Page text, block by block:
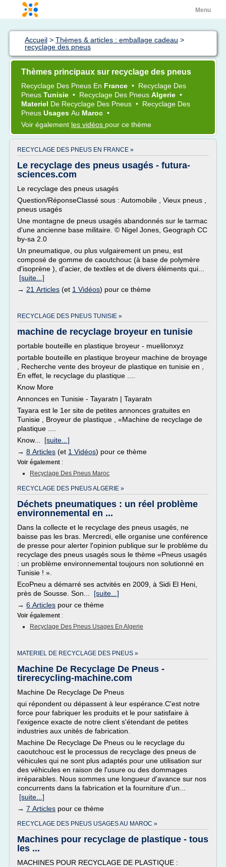
Menu
Accueil > Thèmes & articles : emballage cadeau >
recyclage des pneus
Thèmes principaux sur recyclage des pneus
Recyclage Des Pneus En France • Recyclage Des
Pneus Tunisie • Recyclage Des Pneus Algerie •
Materiel De Recyclage Des Pneus • Recyclage Des
Pneus Usages Au Maroc •
Voir également les vidéos pour ce thème
RECYCLAGE DES PNEUS EN FRANCE »
Le recyclage des pneus usagés - futura-
sciences.com
Le recyclage des pneus usagés
Question/RéponseClassé sous : Automobile , Vieux pneus ,
pneus usagés
Une montagne de pneus usagés abandonnés sur le tarmac
d'une ancienne base militaire. © Nigel Jones, Geograph CC
by-sa 2.0
Un pneumatique, ou plus vulgairement un pneu, est
composé de gomme de caoutchouc (à base de polymère
d'isoprène ), d'acier, de textiles et de divers éléments qui...
[suite...]
→ 21 Articles (et 1 Vidéos) pour ce thème
RECYCLAGE DES PNEUS TUNISIE »
machine de recyclage broyeur en tunisie
portable bouteille en plastique broyeur - muelilonxyz
portable bouteille en plastique broyeur machine de broyage
, Recherche vente des broyeur de plastique en tunisie en ,
En effet, le recyclage du plastique ....
Know More
Annonces en Tunisie - Tayaratn | Tayaratn
Tayara est le 1er site de petites annonces gratuites en
Tunisie , Broyeur de plastique , «Machine de recyclage de
plastique ....
Know... [suite...]
→ 8 Articles (et 1 Vidéos) pour ce thème
Voir également :
Recyclage Des Pneus Maroc
RECYCLAGE DES PNEUS ALGERIE »
Déchets pneumatiques : un réel problème
environnemental en ...
Dans la collecte et le recyclage des pneus usagés, ne
baisse pas les bras. Mercredi, elle organise une conférence
de presse pour alerter l'opinion publique sur le problème du
recyclage des pneus usagés sous le thème «Pneus usagés
: un problème environnemental toujours non solutionné en
Tunisie ! ».
EcoPneu a démarré ses actvités en 2009, à Sidi El Heni,
près de Sousse. Son... [suite...]
→ 6 Articles pour ce thème
Voir également :
Recyclage Des Pneus Usages En Algerie
MATERIEL DE RECYCLAGE DES PNEUS »
Machine De Recyclage De Pneus -
tirerecycling-machine.com
Machine De Recyclage De Pneus
qui répondent ou dépassent à leur espérance.C'est notre
force pour fabriquer les produits et le pour satisfaire à
l'exigence exacte de notre client s'étendant de petites
industries aux unités de fabrication.
Machine De Recyclage De Pneus ou le recyclage du
caoutchouc est le processus de recyclage des pneus de
véhicules qui ne sont plus adaptés pour une utilisation sur
des véhicules en raison de l'usure ou des dommages
irréparables. Nous sommes une longueur d'avance sur nos
concurrents dans la fabrication et la fourniture d'un...
[suite...]
→ 7 Articles pour ce thème
RECYCLAGE DES PNEUS USAGES AU MAROC »
Machines pour recyclage de plastique - tous
les ...
MACHINES POUR RECYCLAGE DE PLASTIQUE :